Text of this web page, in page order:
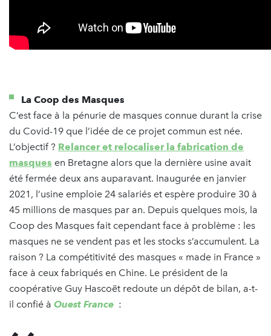
La Coop des Masques
C’est face à la pénurie de masques connue durant la crise
du Covid-19 que l’idée de ce projet commun est née.
L’objectif ? Relancer et relocaliser la fabrication de
masques en Bretagne alors que la dernière usine avait
été fermée deux ans auparavant. Inaugurée en janvier
2021, l’usine emploie 24 salariés et espère produire 30 à
45 millions de masques par an. Depuis quelques mois, la
Coop des Masques fait cependant face à problème : les
masques ne se vendent pas et les stocks s’accumulent. La
raison ? La compétitivité des masques « made in France »
face à ceux fabriqués en Chine. Le président de la
coopérative Guy Hascoët redoute un dépôt de bilan, a-t-
il confié à Ouest France :